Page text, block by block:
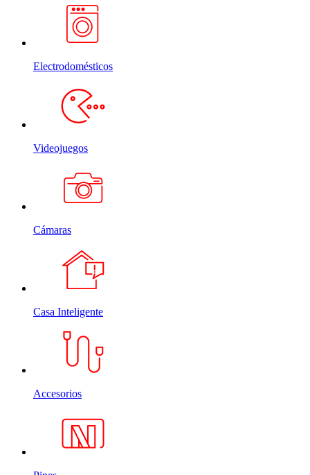
Electrodomésticos
Videojuegos
Cámaras
Casa Inteligente
Accesorios